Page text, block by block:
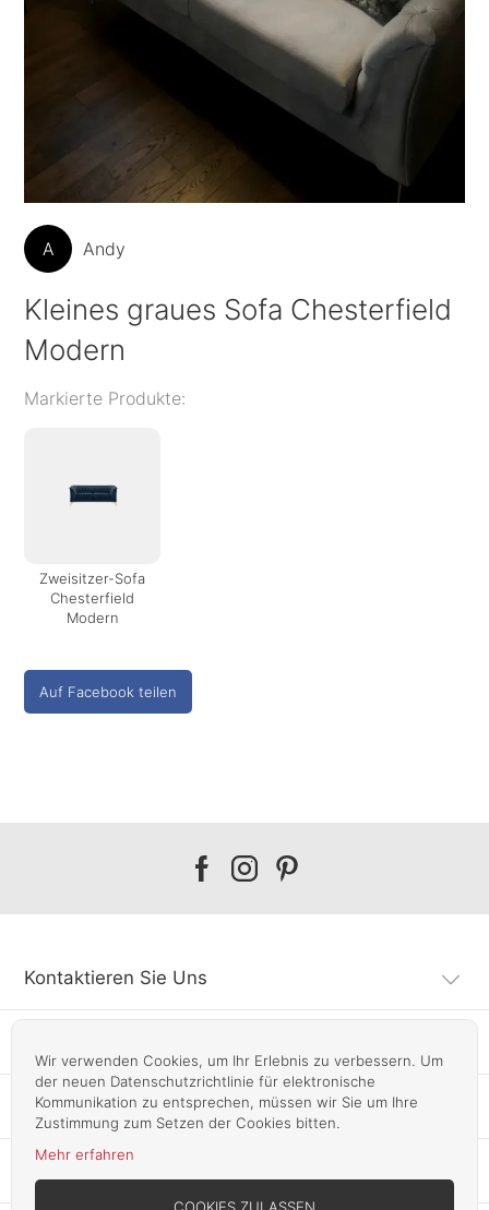
Wir verwenden Cookies, um Ihr Erlebnis zu verbessern. Um
der neuen Datenschutzrichtlinie für elektronische
Kommunikation zu entsprechen, müssen wir Sie um Ihre
Zustimmung zum Setzen der Cookies bitten.
Mehr erfahren
COOKIES ZULASSEN
A Andy
Kleines graues Sofa Chesterfield
Modern
Markierte Produkte:
Zweisitzer-Sofa
Chesterfield
Modern
Auf Facebook teilen
Our
Our
Our
Kontaktieren Sie Uns
Infos